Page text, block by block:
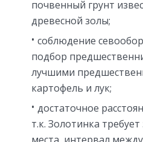
почвенный грунт
древесной золы;
соблюдение
подбор
лучшими
картофель и лук;
достаточное
т.к. Золотинка